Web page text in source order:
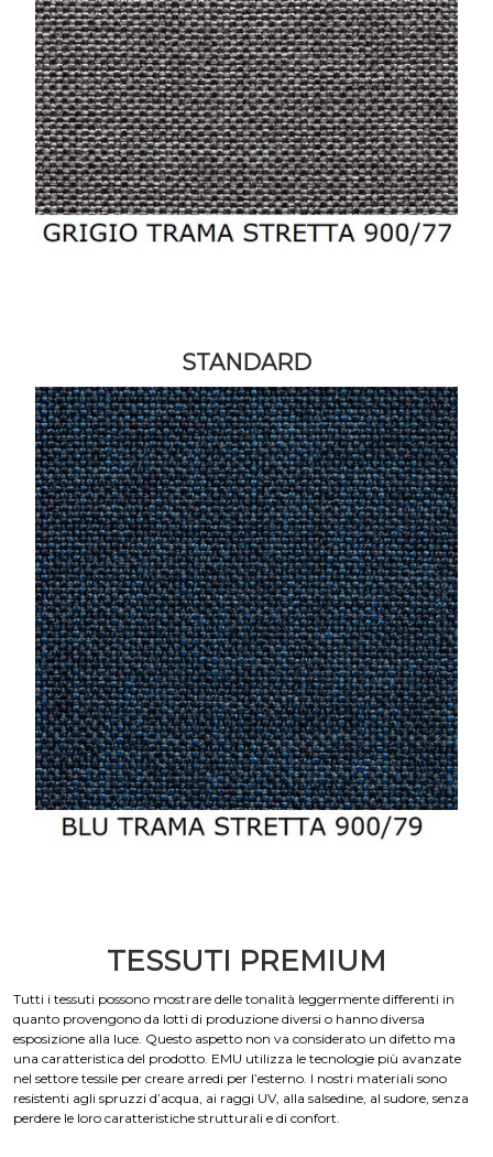
STANDARD
TESSUTI PREMIUM
Tutti i tessuti possono mostrare delle tonalità leggermente differenti in
quanto provengono da lotti di produzione diversi o hanno diversa
esposizione alla luce. Questo aspetto non va considerato un difetto ma
una caratteristica del prodotto. EMU utilizza le tecnologie più avanzate
nel settore tessile per creare arredi per l’esterno. I nostri materiali sono
resistenti agli spruzzi d’acqua, ai raggi UV, alla salsedine, al sudore, senza
perdere le loro caratteristiche strutturali e di confort.